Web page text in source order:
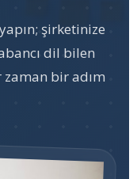
şirketinize
dil bilen
bir adım